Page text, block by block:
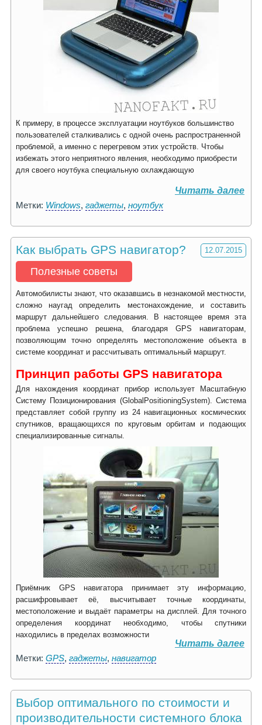
К примеру, в процессе эксплуатации ноутбуков большинство
пользователей сталкивались с одной очень распространенной
проблемой, а именно с перегревом этих устройств. Чтобы
избежать этого неприятного явления, необходимо приобрести
для своего ноутбука специальную охлаждающую
Читать далее
Метки: Windows, гаджеты, ноутбук
Как выбрать GPS навигатор? 12.07.2015
Полезные советы
Автомобилисты знают, что оказавшись в незнакомой местности,
сложно наугад определить местонахождение, и составить
маршрут дальнейшего следования. В настоящее время эта
проблема успешно решена, благодаря GPS навигаторам,
позволяющим точно определять местоположение объекта в
системе координат и рассчитывать оптимальный маршрут.
Принцип работы GPS навигатора
Для нахождения координат прибор использует Масштабную
Систему Позиционирования (GlobalPositioningSystem). Система
представляет собой группу из 24 навигационных космических
спутников, вращающихся по круговым орбитам и подающих
специализированные сигналы.
Приёмник GPS навигатора принимает эту информацию,
расшифровывает её, высчитывает точные координаты,
местоположение и выдаёт параметры на дисплей. Для точного
определения координат необходимо, чтобы спутники
находились в пределах возможности
Читать далее
Метки: GPS, гаджеты, навигатор
Выбор оптимального по стоимости и
производительности системного блока